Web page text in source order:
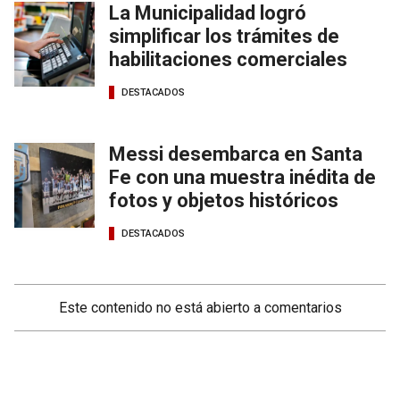
La Municipalidad logró
simplificar los trámites de
habilitaciones comerciales
DESTACADOS
Messi desembarca en Santa
Fe con una muestra inédita de
fotos y objetos históricos
DESTACADOS
Este contenido no está abierto a comentarios